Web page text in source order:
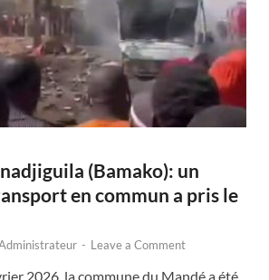
(Bamako): un
en commun a pris le
- Leave a Comment
2026, la commune du Mandé a été